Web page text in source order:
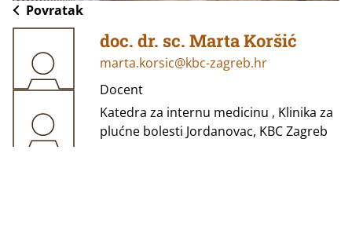
Povratak
doc. dr. sc. Marta Koršić
marta.korsic@kbc-zagreb.hr
Docent
Katedra za internu medicinu , Klinika za
plućne bolesti Jordanovac, KBC Zagreb